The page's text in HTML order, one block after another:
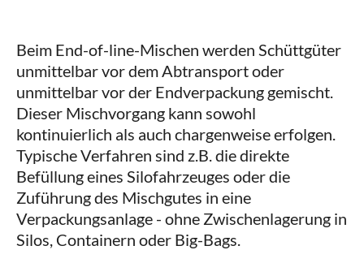
Beim End-of-line-Mischen werden Schüttgüter
unmittelbar vor dem Abtransport oder
unmittelbar vor der Endverpackung gemischt.
Dieser Mischvorgang kann sowohl
kontinuierlich als auch chargenweise erfolgen.
Typische Verfahren sind z.B. die direkte
Befüllung eines Silofahrzeuges oder die
Zuführung des Mischgutes in eine
Verpackungsanlage - ohne Zwischenlagerung in
Silos, Containern oder Big-Bags.